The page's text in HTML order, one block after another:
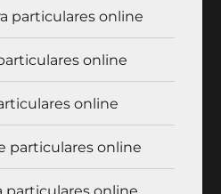
particulares online
online
online
particulares online
particulares online